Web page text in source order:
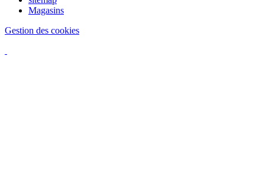
Magasins
Gestion des cookies